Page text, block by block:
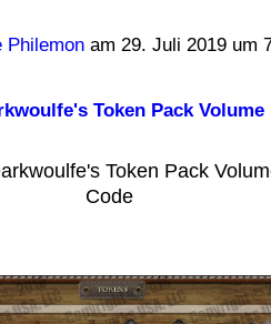
Philemonam 29. Juli 2019 um
Token Pack Volume
Token Pack
Code